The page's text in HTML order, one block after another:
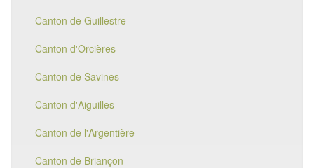
Canton de Guillestre
Canton d'Orcières
Canton de Savines
Canton d'Aiguilles
Canton de l'Argentière
Canton de Briançon